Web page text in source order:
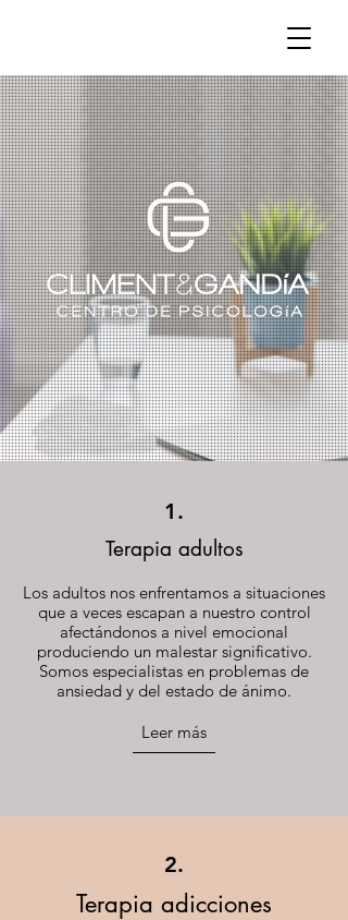
1.
Terapia adultos
Los adultos nos enfrentamos a situaciones
que a veces escapan a nuestro control
afectándonos a nivel emocional
produciendo un malestar significativo.
Somos especialistas en problemas de
ansiedad y del estado de ánimo.
Leer más
2.
Terapia adicciones